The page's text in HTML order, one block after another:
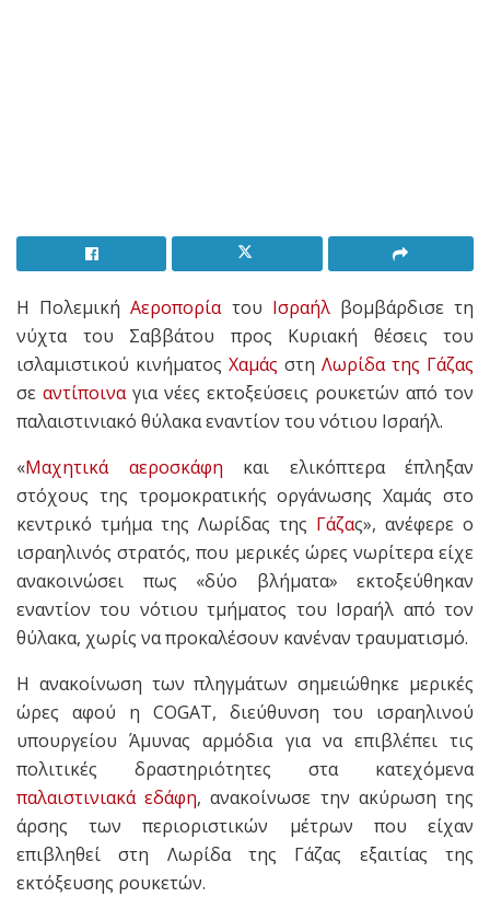
Η ΠολεμικήΑεροπορίατου Ισραήλβομβάρδισε τη
νύχτα του Σαββάτου προς Κυριακή θέσεις του
ισλαμιστικού κινήματος Χαμάς στη Λωρίδα της Γάζας
σε αντίποιναγια νέες εκτοξεύσεις ρουκετών από τον
παλαιστινιακό θύλακα εναντίον του νότιου Ισραήλ.
«Μαχητικά αεροσκάφη και ελικόπτερα έπληξαν
στόχους της τρομοκρατικής οργάνωσης Χαμάς στο
κεντρικό τμήμα της Λωρίδας της Γάζας», ανέφερε ο
ισραηλινός στρατός, που μερικές ώρες νωρίτερα είχε
ανακοινώσει πως «δύο βλήματα» εκτοξεύθηκαν
εναντίον του νότιου τμήματος του Ισραήλ από τον
θύλακα, χωρίς να προκαλέσουν κανέναν τραυματισμό.
Η ανακοίνωση των πληγμάτων σημειώθηκε μερικές
ώρες αφού η COGAT, διεύθυνση του ισραηλινού
υπουργείου Άμυνας αρμόδια για να επιβλέπει τις
πολιτικές δραστηριότητες στα κατεχόμενα
παλαιστινιακά εδάφη, ανακοίνωσε την ακύρωση της
άρσης των περιοριστικών μέτρων που είχαν
επιβληθεί στη Λωρίδα της Γάζας εξαιτίας της
εκτόξευσης ρουκετών.